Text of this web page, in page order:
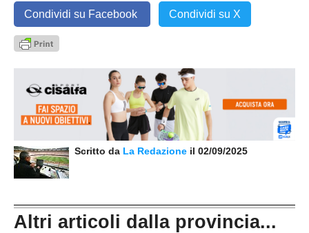
Condividi su Facebook Condividi su X
Scritto da La Redazione il 02/09/2025
Altri articoli dalla provincia...